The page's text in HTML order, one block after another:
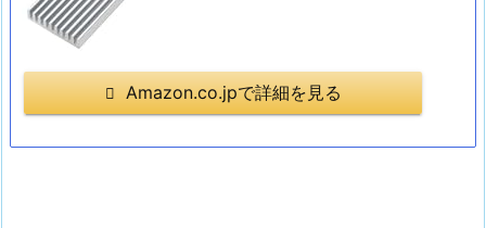
Amazon.co.jpで詳細を見る